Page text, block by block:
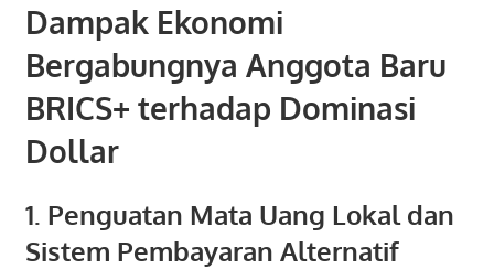
Dampak Ekonomi
Bergabungnya Anggota Baru
BRICS+ terhadap Dominasi
Dollar
1. Penguatan Mata Uang Lokal dan
Sistem Pembayaran Alternatif